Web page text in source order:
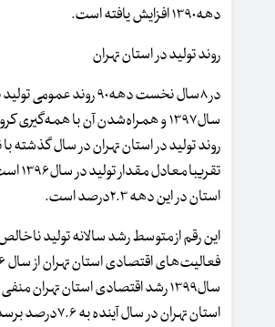
دهه۱۳۹۰ افزایش یافته است.
روند تولید در استان تهران
در ۸سال نخست دهه۹۰
استان در این دهه ۲.۳درصد است.
این رقم از متوسط رشد سالانه تولید
استان تهران در سال آینده به ۷.۶درصد برسد.